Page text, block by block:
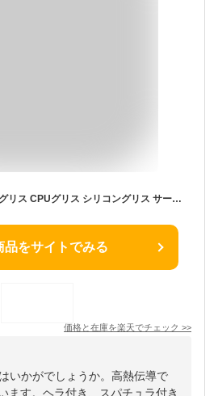
【熱暴走対策に！】 放熱グリス CPUグリス シリコングリス サーマルグリス ヒートシンク PC 高熱伝導 12.8.W/m-K ヘラ付 スパチュラ付 TG-1 Skynew
品をサイトでみる
価格と在庫を楽天でチェック >>
いかがでしょうか。高熱伝導で
ます。ヘラ付き、スパチュラ付き